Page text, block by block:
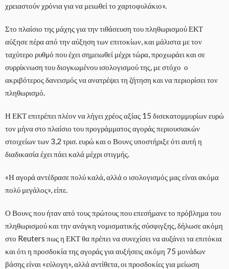
χρειαστούν χρόνια για να μειωθεί το χαρτοφυλάκιο».
Στο πλαίσιο της μάχης για την τιθάσευση του πληθωρισμού ΕΚΤ
αύξησε πέρα από την αύξηση των επιτοκίων, και μάλιστα με τον
ταχύτερο ρυθμό που έχει σημειωθεί μέχρι τώρα, προχωράει και σε
συρρίκνωση του διογκωμένου ισολογισμού της, με στόχο ο
ακριβότερος δανεισμός να ανατρέψει τη ζήτηση και να περιορίσει τον
πληθωρισμό.
Η ΕΚΤ επιτρέπει πλέον να λήγει χρέος αξίας 15 δισεκατομμυρίων ευρώ
τον μήνα στο πλαίσιο του προγράμματος αγοράς περιουσιακών
στοιχείων των 3,2 τρισ. ευρώ και ο Βουνς υποστήριξε ότι αυτή η
διαδικασία έχει πάει καλά μέχρι στιγμής.
«Η αγορά αντέδρασε πολύ καλά, αλλά ο ισολογισμός μας είναι ακόμα
πολύ μεγάλος», είπε.
Ο Βουνς που ήταν από τους πρώτους που επεσήμανε το πρόβλημα του
πληθωρισμού και την ανάγκη νομισματικής σύσφιγξης, δήλωσε ακόμη
στο Reuters πως η ΕΚΤ θα πρέπει να συνεχίσει να αυξάνει τα επιτόκια
και ότι η προσδοκία της αγοράς για αυξήσεις ακόμη 75 μονάδων
βάσης είναι «εύλογη», αλλά αντίθετα, οι προσδοκίες για μείωση